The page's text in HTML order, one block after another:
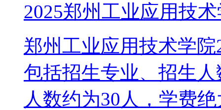
2025郑州工业应用技
郑州工业应用技术学
包括招生专业、招生
人数约为30人，学费绝